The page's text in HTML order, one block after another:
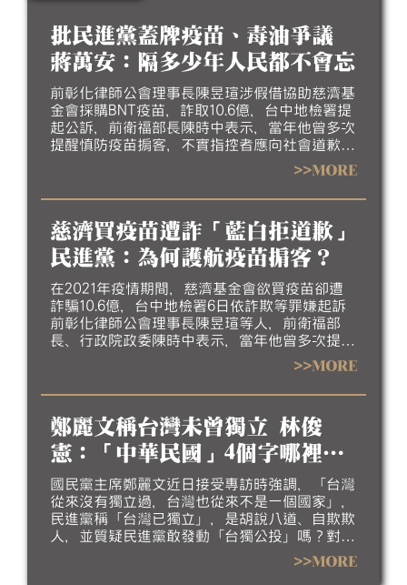
批民進黨蓋牌疫苗、毒油爭議
蔣萬安：隔多少年人民都不會忘
前彰化律師公會理事長陳昱瑄涉假借協助慈濟基
金會採購BNT疫苗，詐取10.6億，台中地檢署提
起公訴，前衛福部長陳時中表示，當年他曾多次
提醒慎防疫苗掮客，不實指控者應向社會道歉，
台北市長蔣萬安則拒絕，指若政府能採購足夠疫
苗，民團就不需集資採購。對此，蔣萬安今
（10）日再批，民進黨就是要人民忘記他們的不
都不會忘記。
>>MORE
慈濟買疫苗遭詐「藍白拒道歉」
民進黨：為何護航疫苗掮客？
在2021年疫情期間，慈濟基金會欲買疫苗卻遭
詐騙10.6億，台中地檢署6日依詐欺等罪嫌起訴
前彰化律師公會理事長陳昱瑄等人，前衛福部
長、行政院政委陳時中表示，當年他曾多次提醒
慎防疫苗掮客，不實指控者應向社會道歉，引起
台北市長蔣萬安、國民黨立委柯志恩、民眾黨前
主席柯文哲反擊。對此，民進黨發言人吳崢今
嗎？為何要護航疫苗掮客？並強調，當年這些為
了政治利益噴口水的政客，應該付出相應的政治
代價。
>>MORE
鄭麗文稱台灣未曾獨立 林俊
憲：「中華民國」4個字哪裡看
不懂？
國民黨主席鄭麗文近日接受專訪時強調，「台灣
從來沒有獨立過，台灣也從來不是一個國家」，
民進黨稱「台灣已獨立」，是胡說八道、自欺欺
人，並質疑民進黨敢發動「台獨公投」嗎？對
此，民進黨立委林俊憲反問，他倒是想請教，鄭
麗文手上那本護照，上面寫的是「中華人民共和
>>MORE